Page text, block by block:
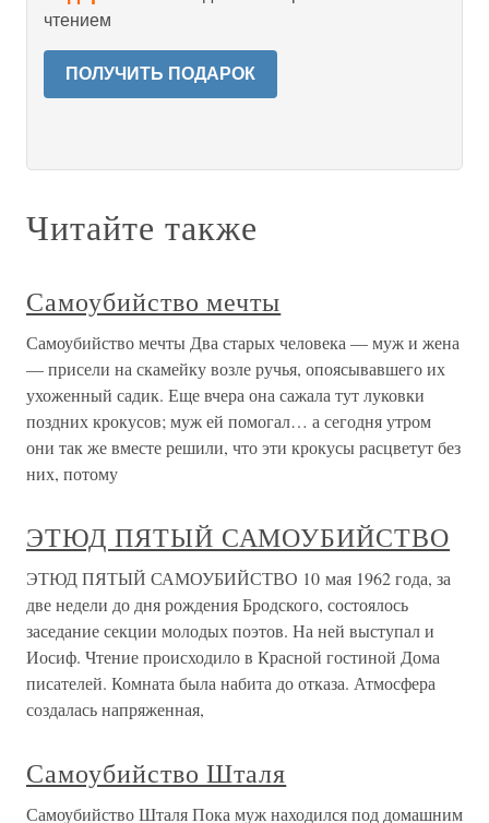
чтением
ПОЛУЧИТЬ ПОДАРОК
Читайте также
Самоубийство мечты
Самоубийство мечты Два старых человека — муж и жена
— присели на скамейку возле ручья, опоясывавшего их
ухоженный садик. Еще вчера она сажала тут луковки
поздних крокусов; муж ей помогал… а сегодня утром
они так же вместе решили, что эти крокусы расцветут без
них, потому
ЭТЮД ПЯТЫЙ САМОУБИЙСТВО
ЭТЮД ПЯТЫЙ САМОУБИЙСТВО 10 мая 1962 года, за
две недели до дня рождения Бродского, состоялось
заседание секции молодых поэтов. На ней выступал и
Иосиф. Чтение происходило в Красной гостиной Дома
писателей. Комната была набита до отказа. Атмосфера
создалась напряженная,
Самоубийство Шталя
Самоубийство Шталя Пока муж находился под домашним